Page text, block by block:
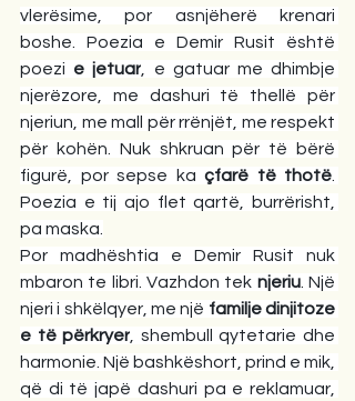
vlerësime, por asnjëherë krenari
boshe. Poezia e Demir Rusit është
poezi e jetuar , e gatuar me dhimbje
njerëzore, me dashuri të thellë për
njeriun, me mall për rrënjët, me respekt
për kohën. Nuk shkruan për të bërë
figurë, por sepse ka çfarë të thotë
Poezia e tij ajo flet qartë, burrërisht,
pa maska.
Por madhështia e Demir Rusit nuk
mbaron te libri. Vazhdon tek njeriu. Një
njeri i shkëlqyer, me një familje dinjitoze
e të përkryer , shembull qytetarie dhe
harmonie. Një bashkëshort, prind e mik,
që di të japë dashuri pa e reklamuar,